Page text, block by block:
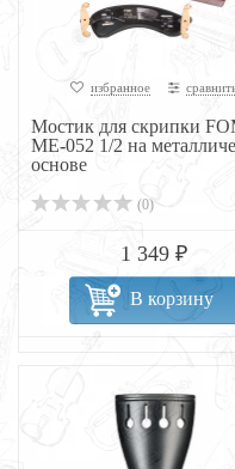
избранное
Мостик для скрипки
ME-052 1/2 на
основе
(0)
1 349 ₽
В корзину